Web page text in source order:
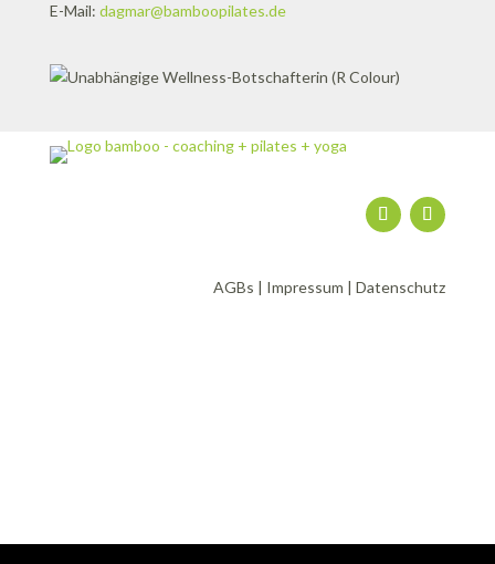
E-Mail: dagmar@bamboopilates.de
AGBs | Impressum |Datenschutz